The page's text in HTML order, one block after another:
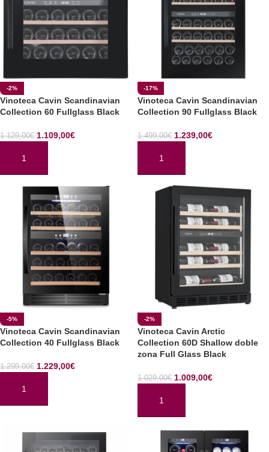
-2%
Vinoteca Cavin Scandinavian
Collection 60 Fullglass Black
1.129,00€ 1.109,00€
AÑADIR AL CARRITO
-17%
Vinoteca Cavin Scandinavian
Collection 90 Fullglass Black
1.499,00€ 1.239,00€
AÑADIR AL CARRITO
-5%
Vinoteca Cavin Scandinavian
Collection 40 Fullglass Black
1.299,00€ 1.229,00€
AÑADIR AL CARRITO
-2%
Vinoteca Cavin Arctic
Collection 60D Shallow doble
zona Full Glass Black
1.029,00€ 1.009,00€
AÑADIR AL CARRITO